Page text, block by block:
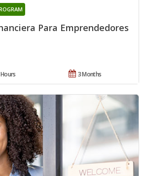
Para Emprendedores
3 Months